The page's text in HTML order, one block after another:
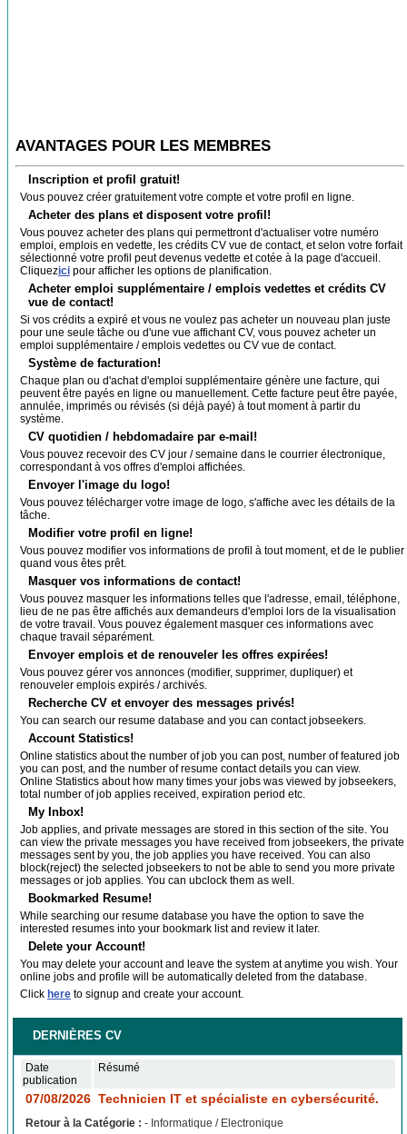
AVANTAGES POUR LES MEMBRES
Inscription et profil gratuit!
Vous pouvez créer gratuitement votre compte et votre profil en ligne.
Acheter des plans et disposent votre profil!
Vous pouvez acheter des plans qui permettront d'actualiser votre numéro
emploi, emplois en vedette, les crédits CV vue de contact, et selon votre forfait
sélectionné votre profil peut devenus vedette et cotée à la page d'accueil.
Cliquezici pour afficher les options de planification.
Acheter emploi supplémentaire / emplois vedettes et crédits CV
vue de contact!
Si vos crédits a expiré et vous ne voulez pas acheter un nouveau plan juste
pour une seule tâche ou d'une vue affichant CV, vous pouvez acheter un
emploi supplémentaire / emplois vedettes ou CV vue de contact.
Système de facturation!
Chaque plan ou d'achat d'emploi supplémentaire génère une facture, qui
peuvent être payés en ligne ou manuellement. Cette facture peut être payée,
annulée, imprimés ou révisés (si déjà payé) à tout moment à partir du
système.
CV quotidien / hebdomadaire par e-mail!
Vous pouvez recevoir des CV jour / semaine dans le courrier électronique,
correspondant à vos offres d'emploi affichées.
Envoyer l'image du logo!
Vous pouvez télécharger votre image de logo, s'affiche avec les détails de la
tâche.
Modifier votre profil en ligne!
Vous pouvez modifier vos informations de profil à tout moment, et de le publier
quand vous êtes prêt.
Masquer vos informations de contact!
Vous pouvez masquer les informations telles que l'adresse, email, téléphone,
lieu de ne pas être affichés aux demandeurs d'emploi lors de la visualisation
de votre travail. Vous pouvez également masquer ces informations avec
chaque travail séparément.
Envoyer emplois et de renouveler les offres expirées!
Vous pouvez gérer vos annonces (modifier, supprimer, dupliquer) et
renouveler emplois expirés / archivés.
Recherche CV et envoyer des messages privés!
You can search our resume database and you can contact jobseekers.
Account Statistics!
Online statistics about the number of job you can post, number of featured job
you can post, and the number of resume contact details you can view.
Online Statistics about how many times your jobs was viewed by jobseekers,
total number of job applies received, expiration period etc.
My Inbox!
Job applies, and private messages are stored in this section of the site. You
can view the private messages you have received from jobseekers, the private
messages sent by you, the job applies you have received. You can also
block(reject) the selected jobseekers to not be able to send you more private
messages or job applies. You can ubclock them as well.
Bookmarked Resume!
While searching our resume database you have the option to save the
interested resumes into your bookmark list and review it later.
Delete your Account!
You may delete your account and leave the system at anytime you wish. Your
online jobs and profile will be automatically deleted from the database.
Click here to signup and create your account.
DERNIÈRES CV
Date
publication
Résumé
07/08/2026 Technicien IT et spécialiste en cybersécurité.
Retour à la Catégorie : - Informatique / Electronique